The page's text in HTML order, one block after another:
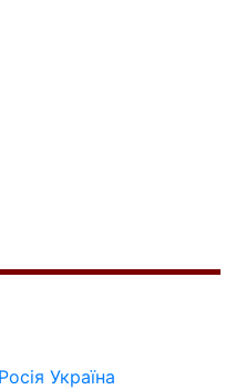
Росія Україна